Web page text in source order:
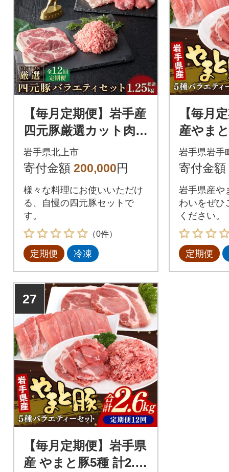
【毎月定期便】岩手産
四元豚厳選カット肉
ロース バラ 肩ロース
モモ ひき肉 計1.25kg
岩手県北上市
寄付金額 200,000円
様々な料理にお使いいただけ
る、自慢の四元豚セットで
す。
（0件）
定期便 冷凍
【毎月
産やま
g全12回
岩手県岩手
寄付金額
岩手県産や
わいをぜひ
ください。
定期便
27
【毎月定期便】岩手県
産 やまと豚5種 計2.6k